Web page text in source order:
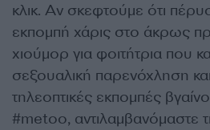
κλικ. Αν σκεφτούμε ότι
εκπομπή χάρις στο άκρως
χιούμορ για φοιτήτρια που
σεξουαλική παρενόχληση
τηλεοπτικές εκπομπές
#metoo, αντιλαμβανόμαστε